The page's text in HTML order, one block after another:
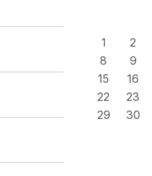
1
2
8
9
15
16
22
23
29
30